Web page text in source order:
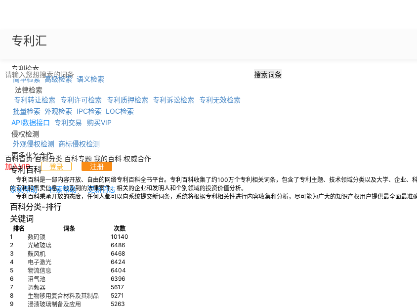
专利汇
专利检索
简单检索 高级检索 语义检索
法律检索
专利转让检索
专利许可检索 专利质押检索 专利诉讼检索
专利无效检索
批量检索 外观检索 IPC检索 LOC检索
API数据接口
专利交易
购买VIP
侵权检测
外观侵权检测 商标侵权检测
更多业务合作
加入VIP
登录 注册
系统帮助 检索帮助 更新日志
搜索词条
百科首页百科分类 百科专题 我的百科 权威合作
专利百科
专利百科是一部内容开放、自由的网络专利百科全书平台。专利百科收集了约100万个专利相关词条，包含了专利主题、技术领域分类以及大学、企业
的专利和售卖信息、涉及到的法律案件、相关的企业和发明人和个别领域的投资价值分析。
专利百科秉承开放的态度，任何人都可以向系统提交新词条，系统将根据专利相关性进行内容收集和分析，尽可能为广大的知识产权用户提供最全面最准
百科分类-排行
关键词
排名 词条
次数
1
数码锁
10140
2
光敏玻璃
6486
3
鼓风机
6468
4
电子激光
6424
5
物流信息
6404
6
沼气池
6396
7
调频器
5617
8
生物移用复合材料及其制品
5271
9
浸渍玻璃制备及应用
5263